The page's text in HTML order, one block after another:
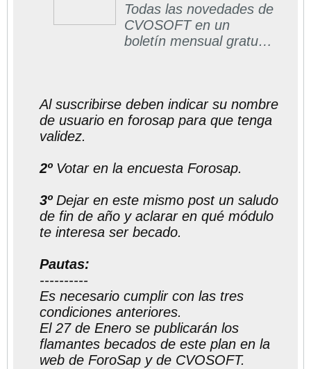
Todas las novedades de
CVOSOFT en un
boletín mensual gratuito
Al suscribirse deben indicar su nombre
de usuario en forosap para que tenga
validez.
2ºVotar en la encuesta Forosap.
3ºDejar en este mismo post un saludo
de fin de año y aclarar en qué módulo
te interesa ser becado.
Pautas:
----------
Es necesario cumplir con las tres
condiciones anteriores.
El 27 de Enero se publicarán los
flamantes becados de este plan en la
web de ForoSap y de CVOSOFT.